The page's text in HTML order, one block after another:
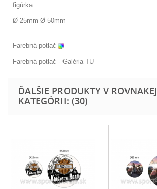
figúrka...
Ø-25mm Ø-50mm
Farebná potlač
Farebná potlač - Galéria TU
ĎALŠIE PRODUKTY V ROVNAKEJ
KATEGÓRII: (30)